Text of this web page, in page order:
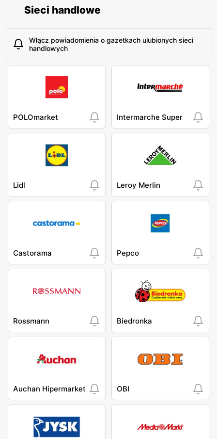
Sieci handlowe
Włącz powiadomienia o gazetkach ulubionych sieci
handlowych
POLOmarket Intermarche Super
Lidl Leroy Merlin
Castorama Pepco
Rossmann Biedronka
Auchan Hipermarket OBI